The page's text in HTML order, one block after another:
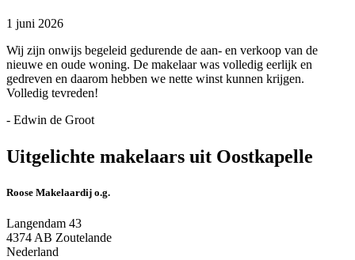
1 juni 2026
Wij zijn onwijs begeleid gedurende de aan- en verkoop van de
nieuwe en oude woning. De makelaar was volledig eerlijk en
gedreven en daarom hebben we nette winst kunnen krijgen.
Volledig tevreden!
- Edwin de Groot
Uitgelichte makelaars uit Oostkapelle
Roose Makelaardij o.g.
Langendam 43
4374 AB Zoutelande
Nederland